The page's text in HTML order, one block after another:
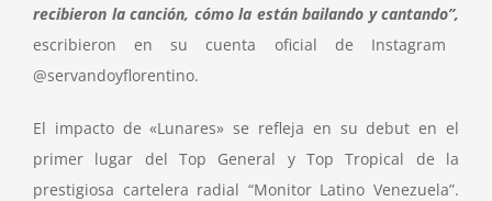
recibieron la canción, cómo la están bailando y cantando”,
escribieron en su cuenta oficial de Instagram
@servandoyflorentino.
El impacto de «Lunares» se refleja en su debut en el
primer lugar del Top General y Top Tropical de la
prestigiosa cartelera radial “Monitor Latino Venezuela”.